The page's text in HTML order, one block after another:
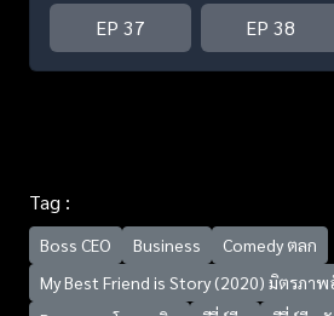
EP 37 EP 38
Tag :
Boss CEO Business
Comedy ตลก
My Best Friend is Story (2020) มิตรภาพ